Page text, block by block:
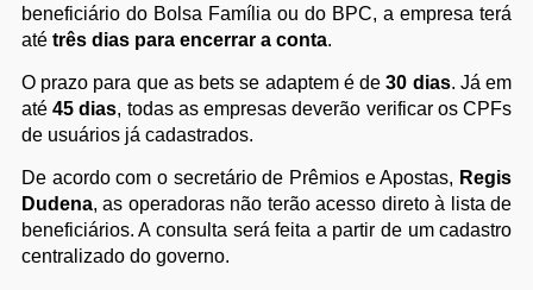
beneficiário do Bolsa Família ou do BPC, a empresa terá
até três dias para encerrar a conta.
O prazo para que as bets se adaptem é de30 dias. Já em
até45 dias, todas as empresas deverão verificar os CPFs
de usuários já cadastrados.
De acordo com o secretário de Prêmios e Apostas, Regis
Dudena, as operadoras não terão acesso direto à lista de
beneficiários. A consulta será feita a partir de um cadastro
centralizado do governo.